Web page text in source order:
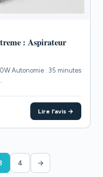
: Aspirateur
Autonomie : 35 minutes
Lire l'avis →
4 →